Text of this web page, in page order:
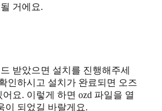
거에요.
받았으면 설치를 진행해주세
인하시고 설치가 완료되면 오즈
요. 이렇게 하면 ozd 파일을 열
이 되었길 바랄게요.